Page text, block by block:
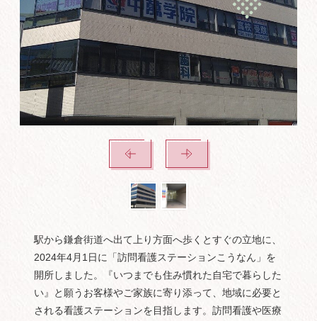
駅から鎌倉街道へ出て上り方面へ歩くとすぐの立地に、
2024年4月1日に「訪問看護ステーションこうなん」を
開所しました。『いつまでも住み慣れた自宅で暮らした
い』と願うお客様やご家族に寄り添って、地域に必要と
される看護ステーションを目指します。訪問看護や医療